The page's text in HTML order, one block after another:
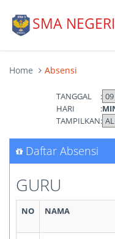
SMA
Home Absensi
TANGGAL
:
HARI
:
TAMPILKAN:
Daftar Absensi
GURU
NO NAMA